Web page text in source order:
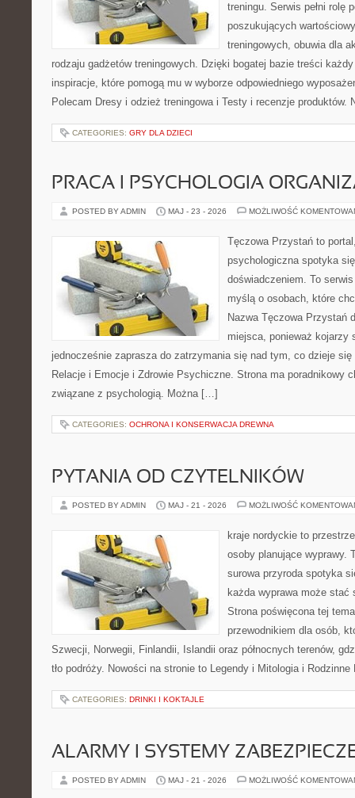
treningu. Serwis pełni rolę
poszukujących
treningowych, obuwia dla
rodzaju gadżetów treningowych. Dzięki bogatej bazie treści
inspiracje, które pomogą mu w wyborze odpowiedniego
Polecam Dresy i odzież treningowa i Testy i recenzje produktów.
CATEGORIES: GRY DLA DZIECI
PRACA I PSYCHOLOGIA
POSTED BY ADMIN MAJ - 23 - 2026 MOŻLIWOŚĆ
Tęczowa Przystań to
psychologiczna spotyka
doświadczeniem. To
myślą o osobach, które
Nazwa Tęczowa Przystań
miejsca, ponieważ kojarzy
jednocześnie zaprasza do zatrzymania się nad tym, co dzieje się
Relacje i Emocje i Zdrowie Psychiczne. Strona ma poradnikowy
związane z psychologią. Można […]
CATEGORIES: OCHRONA I KONSERWACJA DREWNA
PYTANIA OD CZYTELNIKÓW
POSTED BY ADMIN MAJ - 21 - 2026 MOŻLIWOŚĆ
kraje nordyckie to
osoby planujące wyprawy.
surowa przyroda spotyka
każda wyprawa może stać
Strona poświęcona tej
przewodnikiem dla osób,
Szwecji, Norwegii, Finlandii, Islandii oraz północnych terenów,
tło podróży. Nowości na stronie to Legendy i Mitologia i
CATEGORIES: DRINKI I KOKTAJLE
ALARMY I SYSTEMY
POSTED BY ADMIN MAJ - 21 - 2026 MOŻLIWOŚĆ